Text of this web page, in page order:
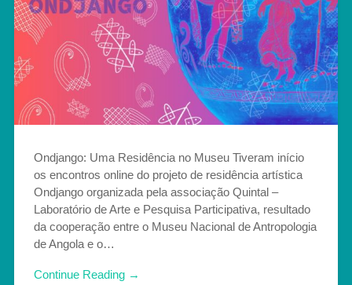
Ondjango: Uma Residência no Museu Tiveram início
os encontros online do projeto de residência artística
Ondjango organizada pela associação Quintal –
Laboratório de Arte e Pesquisa Participativa, resultado
da cooperação entre o Museu Nacional de Antropologia
de Angola e o…
Continue Reading →